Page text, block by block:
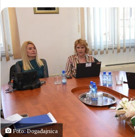
Foto: Događajnica